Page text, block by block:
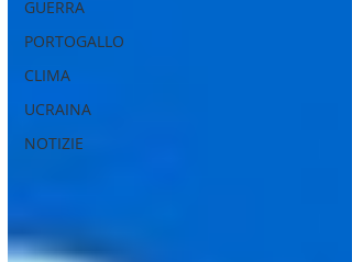
GUERRA
PORTOGALLO
CLIMA
UCRAINA
NOTIZIE